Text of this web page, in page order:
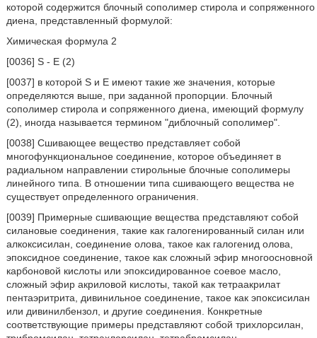
которой содержится блочный сополимер стирола и сопряженного
диена, представленный формулой:
Химическая формула 2
[0036] S - E (2)
[0037] в которой S и E имеют такие же значения, которые
определяются выше, при заданной пропорции. Блочный
сополимер стирола и сопряженного диена, имеющий формулу
(2), иногда называется термином "диблочный сополимер".
[0038] Сшивающее вещество представляет собой
многофункциональное соединение, которое объединяет в
радиальном направлении стирольные блочные сополимеры
линейного типа. В отношении типа сшивающего вещества не
существует определенного ограничения.
[0039] Примерные сшивающие вещества представляют собой
силановые соединения, такие как галогенированный силан или
алкоксисилан, соединение олова, такое как галогенид олова,
эпоксидное соединение, такое как сложный эфир многоосновной
карбоновой кислоты или эпоксидированное соевое масло,
сложный эфир акриловой кислоты, такой как тетраакрилат
пентаэритрита, дивинильное соединение, такое как эпоксисилан
или дивинилбензол, и другие соединения. Конкретные
соответствующие примеры представляют собой трихлорсилан,